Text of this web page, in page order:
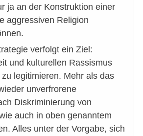
ja an der Konstruktion einer
aggressiven Religion
verfolgt ein Ziel:
und kulturellen Rassismus
legitimieren. Mehr als das
unverfrorene
Diskriminierung von
auch in oben genanntem
Alles unter der Vorgabe, sich